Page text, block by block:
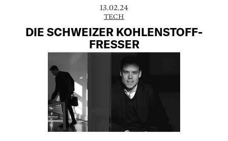
13.02.24
TECH
DIE SCHWEIZER ­KOHLENSTOFF-
FRESSER